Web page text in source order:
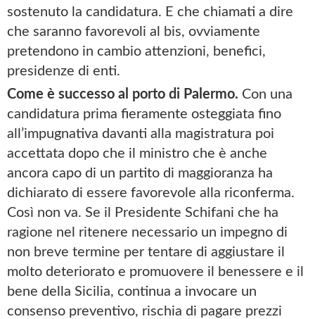
sostenuto la candidatura. E che chiamati a dire
che saranno favorevoli al bis, ovviamente
pretendono in cambio attenzioni, benefici,
presidenze di enti.
Come è successo al porto di Palermo. Con una
candidatura prima fieramente osteggiata fino
all’impugnativa davanti alla magistratura poi
accettata dopo che il ministro che è anche
ancora capo di un partito di maggioranza ha
dichiarato di essere favorevole alla riconferma.
Così non va. Se il Presidente Schifani che ha
ragione nel ritenere necessario un impegno di
non breve termine per tentare di aggiustare il
molto deteriorato e promuovere il benessere e il
bene della Sicilia, continua a invocare un
consenso preventivo, rischia di pagare prezzi